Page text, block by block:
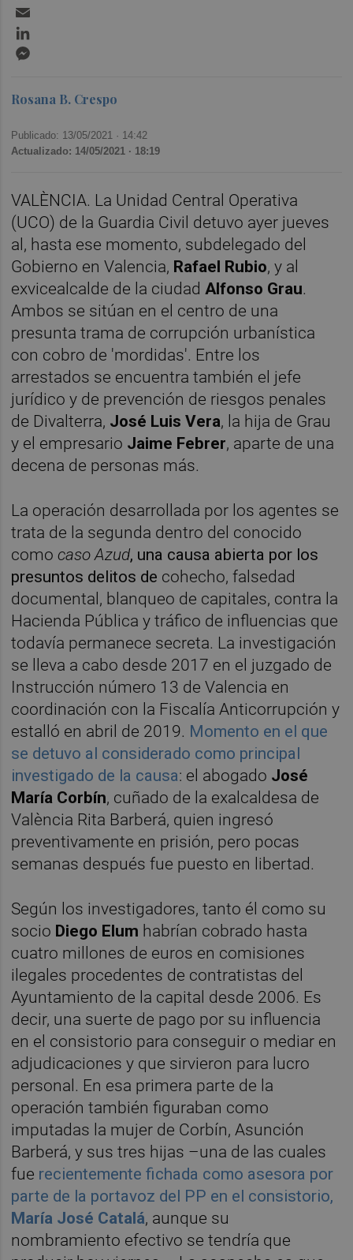
Rosana B. Crespo
Publicado: 13/05/2021 · 14:42
Actualizado: 14/05/2021 · 18:19
VALÈNCIA. La Unidad Central Operativa
(UCO) de la Guardia Civil detuvo ayer jueves
al, hasta ese momento, subdelegado del
Gobierno en Valencia, Rafael Rubio, y al
exvicealcalde de la ciudad Alfonso Grau.
Ambos se sitúan en el centro de una
presunta trama de corrupción urbanística
con cobro de 'mordidas'. Entre los
arrestados se encuentra también el jefe
jurídico y de prevención de riesgos penales
de Divalterra, José Luis Vera, la hija de Grau
y el empresario Jaime Febrer, aparte de una
decena de personas más.
La operación desarrollada por los agentes se
trata de la segunda dentro del conocido
comocaso Azud, una causa abierta por los
presuntos delitos de cohecho, falsedad
documental, blanqueo de capitales, contra la
Hacienda Pública y tráfico de influencias que
todavía permanece secreta. La investigación
se lleva a cabo desde 2017 en el juzgado de
Instrucción número 13 de Valencia en
coordinación con la Fiscalía Anticorrupción y
estalló en abril de 2019. Momento en el que
se detuvo al considerado como principal
investigado de la causa: el abogado José
María Corbín, cuñado de la exalcaldesa de
València Rita Barberá, quien ingresó
preventivamente en prisión, pero pocas
semanas después fue puesto en libertad.
Según los investigadores, tanto él como su
socio Diego Elum habrían cobrado hasta
cuatro millones de euros en comisiones
ilegales procedentes de contratistas del
Ayuntamiento de la capital desde 2006. Es
decir, una suerte de pago por su influencia
en el consistorio para conseguir o mediar en
adjudicaciones y que sirvieron para lucro
personal. En esa primera parte de la
operación también figuraban como
imputadas la mujer de Corbín, Asunción
Barberá, y sus tres hijas –una de las cuales
fue recientemente fichada como asesora por
parte de la portavoz del PP en el consistorio,
María José Catalá, aunque su
nombramiento efectivo se tendría que